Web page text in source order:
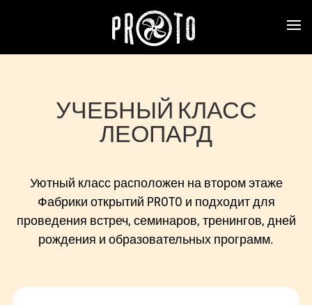
УЧЕБНЫЙ КЛАСС
ЛЕОПАРД
Уютный класс расположен на втором этаже
Фабрики открытий PROTO и подходит для
проведения встреч, семинаров, тренингов, дней
рождения и образовательных программ.